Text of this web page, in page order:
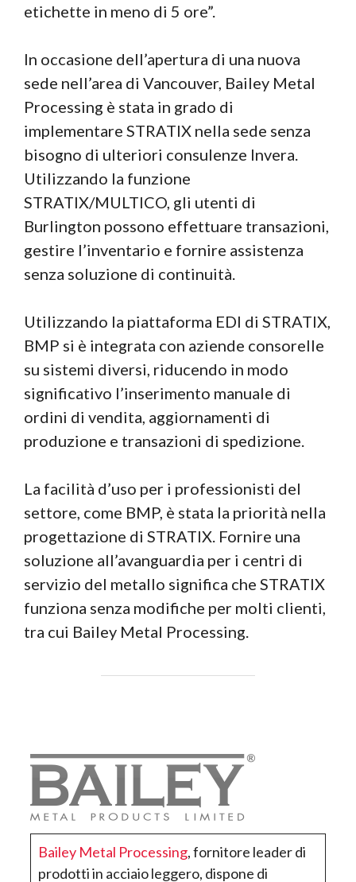
etichette in meno di 5 ore”.
In occasione dell’apertura di una nuova
sede nell’area di Vancouver, Bailey Metal
Processing è stata in grado di
implementare STRATIX nella sede senza
bisogno di ulteriori consulenze Invera.
Utilizzando la funzione
STRATIX/MULTICO, gli utenti di
Burlington possono effettuare transazioni,
gestire l’inventario e fornire assistenza
senza soluzione di continuità.
Utilizzando la piattaforma EDI di STRATIX,
BMP si è integrata con aziende consorelle
su sistemi diversi, riducendo in modo
significativo l’inserimento manuale di
ordini di vendita, aggiornamenti di
produzione e transazioni di spedizione.
La facilità d’uso per i professionisti del
settore, come BMP, è stata la priorità nella
progettazione di STRATIX. Fornire una
soluzione all’avanguardia per i centri di
servizio del metallo significa che STRATIX
funziona senza modifiche per molti clienti,
tra cui Bailey Metal Processing.
Bailey Metal Processing, fornitore leader di
prodotti in acciaio leggero, dispone di